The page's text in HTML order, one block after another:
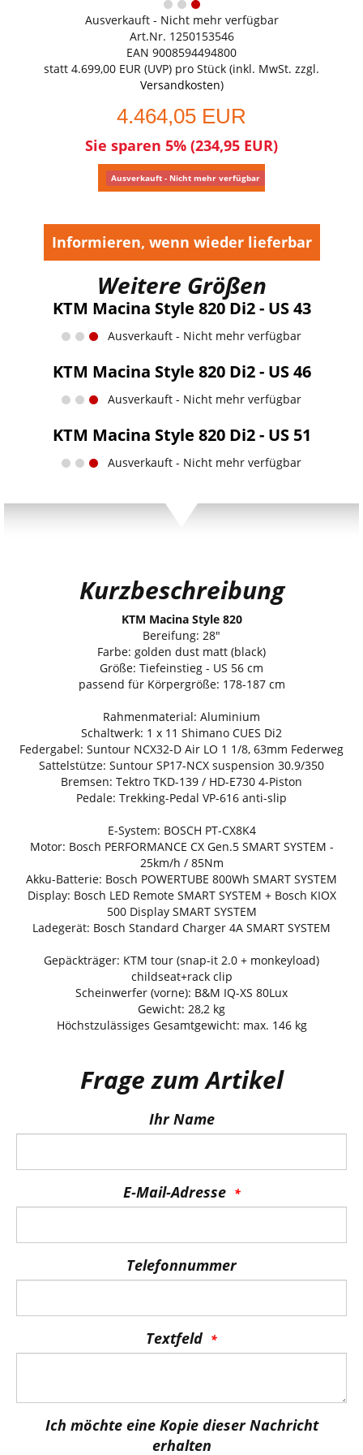
Ausverkauft - Nicht mehr verfügbar
Art.Nr. 1250153546
EAN 9008594494800
statt 4.699,00 EUR (UVP) pro Stück (inkl. MwSt. zzgl.
Versandkosten)
4.464,05 EUR
Sie sparen 5% (234,95 EUR)
Ausverkauft - Nicht mehr verfügbar
Informieren, wenn wieder lieferbar
Weitere Größen
KTM Macina Style 820 Di2 - US 43
Ausverkauft - Nicht mehr verfügbar
KTM Macina Style 820 Di2 - US 46
Ausverkauft - Nicht mehr verfügbar
KTM Macina Style 820 Di2 - US 51
Ausverkauft - Nicht mehr verfügbar
Kurzbeschreibung
KTM Macina Style 820
Bereifung: 28"
Farbe: golden dust matt (black)
Größe: Tiefeinstieg - US 56 cm
passend für Körpergröße: 178-187 cm
Rahmenmaterial: Aluminium
Schaltwerk: 1 x 11 Shimano CUES Di2
Federgabel: Suntour NCX32-D Air LO 1 1/8, 63mm Federweg
Sattelstütze: Suntour SP17-NCX suspension 30.9/350
Bremsen: Tektro TKD-139 / HD-E730 4-Piston
Pedale: Trekking-Pedal VP-616 anti-slip
E-System: BOSCH PT-CX8K4
Motor: Bosch PERFORMANCE CX Gen.5 SMART SYSTEM -
25km/h / 85Nm
Akku-Batterie: Bosch POWERTUBE 800Wh SMART SYSTEM
Display: Bosch LED Remote SMART SYSTEM + Bosch KIOX
500 Display SMART SYSTEM
Ladegerät: Bosch Standard Charger 4A SMART SYSTEM
Gepäckträger: KTM tour (snap-it 2.0 + monkeyload)
childseat+rack clip
Scheinwerfer (vorne): B&M IQ-XS 80Lux
Gewicht: 28,2 kg
Höchstzulässiges Gesamtgewicht: max. 146 kg
Frage zum Artikel
Ihr Name
E-Mail-Adresse
Telefonnummer
Textfeld
Ich möchte eine Kopie dieser Nachricht
erhalten